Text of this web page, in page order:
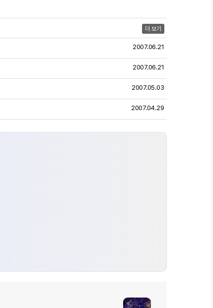
더 보기
2007.06.21
2007.06.21
2007.05.03
2007.04.29